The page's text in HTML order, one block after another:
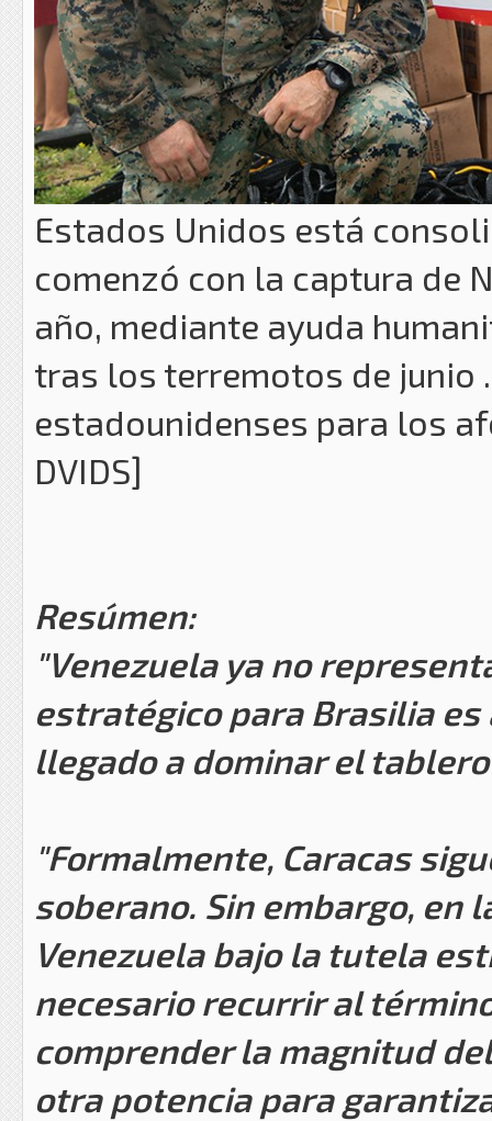
Estados Unidos está
comenzó con la captura de
año, mediante ayuda
tras los terremotos de junio
estadounidenses para los
DVIDS]
Resúmen:
"Venezuela ya no
estratégico para Brasilia
llegado a dominar el
"Formalmente, Caracas
soberano. Sin embargo, en
Venezuela bajo la tutela
necesario recurrir al
comprender la magnitud
otra potencia para